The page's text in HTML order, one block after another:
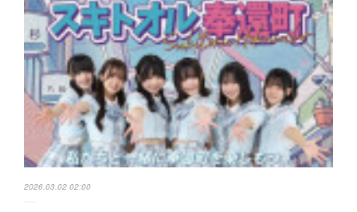
2026.03.02 02:00